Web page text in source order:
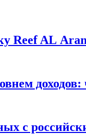
Reef AL
доходов:
с